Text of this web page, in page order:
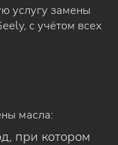
услугу замены
с учётом всех
масла:
при котором